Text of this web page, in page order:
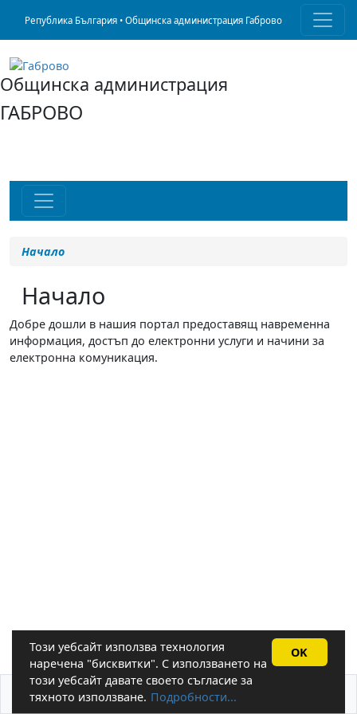
Република България • Общинска администрация Габрово
Общинска администрация
ГАБРОВО
Начало
Начало
Добре дошли в нашия портал предоставящ навременна
информация, достъп до електронни услуги и начини за
електронна комуникация.
За бисквитките Системни изисквания
Този уебсайт използва технология
наречена "бисквитки". С използването на
този уебсайт давате своето съгласие за
тяхното използване. Подробности...
OK